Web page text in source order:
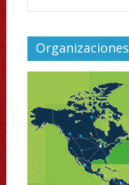
Organizaciones